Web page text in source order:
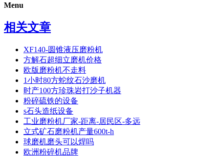
Menu
相关文章
XF140-圆锥液压磨粉机
方解石超细立磨机价格
欧版磨粉机不走料
1小时80方蛇纹石沙磨机
时产100方珍珠岩打沙子机器
粉碎硫铁的设备
s石头造纸设备
工业磨粉机厂家-距离-居民区-多远
立式矿石磨粉机产量600t-h
球磨机磨头可以焊吗
欧洲粉碎机品牌